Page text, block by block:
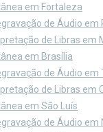
em Fortaleza
de Áudio em
de Libras em
em Brasília
de Áudio em
de Libras em
em São Luís
de Áudio em